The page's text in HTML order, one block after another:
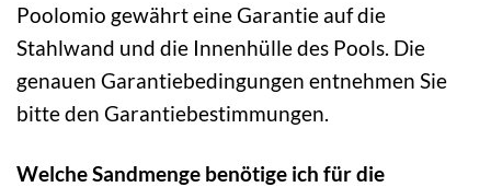
Poolomio gewährt eine Garantie auf die
Stahlwand und die Innenhülle des Pools. Die
genauen Garantiebedingungen entnehmen Sie
bitte den Garantiebestimmungen.
Welche Sandmenge benötige ich für die